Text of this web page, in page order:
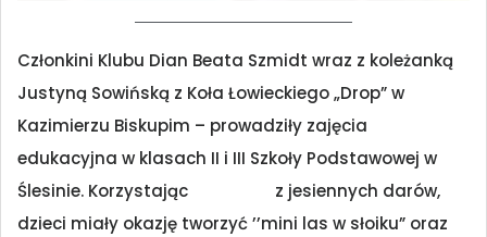
Członkini Klubu Dian Beata Szmidt wraz z koleżanką
Justyną Sowińską z Koła Łowieckiego „Drop” w
Kazimierzu Biskupim – prowadziły zajęcia
edukacyjna w klasach II i III Szkoły Podstawowej w
Ślesinie. Korzystając z jesiennych darów,
dzieci miały okazję tworzyć ’’mini las w słoiku” oraz